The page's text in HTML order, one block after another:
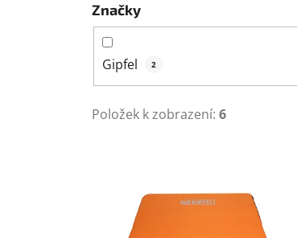
Značky
Gipfel 2
Položek k zobrazení: 6